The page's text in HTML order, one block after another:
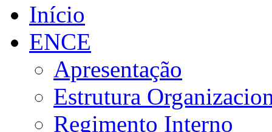
Início
ENCE
Apresentação
Estrutura
Regimento Interno